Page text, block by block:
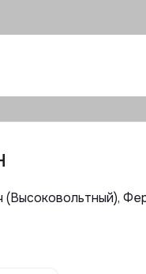
(Высоковольтный),